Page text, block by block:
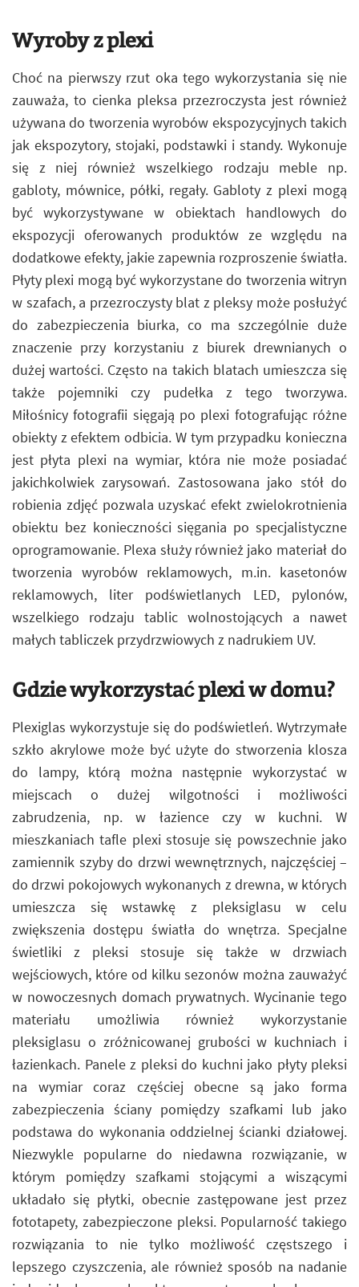
Wyroby z plexi
Choć na pierwszy rzut oka tego wykorzystania się nie
zauważa, to cienka pleksa przezroczysta jest również
używana do tworzenia wyrobów ekspozycyjnych takich
jak ekspozytory, stojaki, podstawki i standy. Wykonuje
się z niej również wszelkiego rodzaju meble np.
gabloty, mównice, półki, regały. Gabloty z plexi mogą
być wykorzystywane w obiektach handlowych do
ekspozycji oferowanych produktów ze względu na
dodatkowe efekty, jakie zapewnia rozproszenie światła.
Płyty plexi mogą być wykorzystane do tworzenia witryn
w szafach, a przezroczysty blat z pleksy może posłużyć
do zabezpieczenia biurka, co ma szczególnie duże
znaczenie przy korzystaniu z biurek drewnianych o
dużej wartości. Często na takich blatach umieszcza się
także pojemniki czy pudełka z tego tworzywa.
Miłośnicy fotografii sięgają po plexi fotografując różne
obiekty z efektem odbicia. W tym przypadku konieczna
jest płyta plexi na wymiar, która nie może posiadać
jakichkolwiek zarysowań. Zastosowana jako stół do
robienia zdjęć pozwala uzyskać efekt zwielokrotnienia
obiektu bez konieczności sięgania po specjalistyczne
oprogramowanie. Plexa służy również jako materiał do
tworzenia wyrobów reklamowych, m.in. kasetonów
reklamowych, liter podświetlanych LED, pylonów,
wszelkiego rodzaju tablic wolnostojących a nawet
małych tabliczek przydrzwiowych z nadrukiem UV.
Gdzie wykorzystać plexi w domu?
Plexiglas wykorzystuje się do podświetleń. Wytrzymałe
szkło akrylowe może być użyte do stworzenia klosza
do lampy, którą można następnie wykorzystać w
miejscach o dużej wilgotności i możliwości
zabrudzenia, np. w łazience czy w kuchni. W
mieszkaniach tafle plexi stosuje się powszechnie jako
zamiennik szyby do drzwi wewnętrznych, najczęściej –
do drzwi pokojowych wykonanych z drewna, w których
umieszcza się wstawkę z pleksiglasu w celu
zwiększenia dostępu światła do wnętrza. Specjalne
świetliki z pleksi stosuje się także w drzwiach
wejściowych, które od kilku sezonów można zauważyć
w nowoczesnych domach prywatnych. Wycinanie tego
materiału umożliwia również wykorzystanie
pleksiglasu o zróżnicowanej grubości w kuchniach i
łazienkach. Panele z pleksi do kuchni jako płyty pleksi
na wymiar coraz częściej obecne są jako forma
zabezpieczenia ściany pomiędzy szafkami lub jako
podstawa do wykonania oddzielnej ścianki działowej.
Niezwykle popularne do niedawna rozwiązanie, w
którym pomiędzy szafkami stojącymi a wiszącymi
układało się płytki, obecnie zastępowane jest przez
fototapety, zabezpieczone pleksi. Popularność takiego
rozwiązania to nie tylko możliwość częstszego i
lepszego czyszczenia, ale również sposób na nadanie